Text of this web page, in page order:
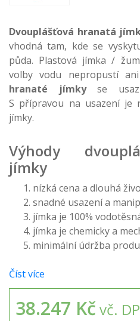
Dvouplášťová hranatá
vhodná tam, kde se
půda. Plastová jímka /
volby vodu nepropustí
hranaté jímkyse
S přípravou na usazení je
jímky.
Výhody
jímky
nízká cena a dlouhá
snadné usazení a
jímka je 100%
jímka je chemicky a
minimální údržba
Číst více
38.247 Kč vč.